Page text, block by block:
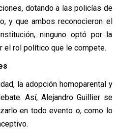
dotando a las policías de
y que ambos reconocieron el
ninguno optó por la
el rol político que le compete.
la adopción homoparental y
Así, Alejandro Guillier se
en todo evento o, como lo